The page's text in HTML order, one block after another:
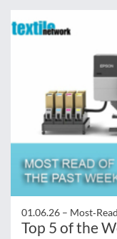
01.06.26 –
Top 5 of the